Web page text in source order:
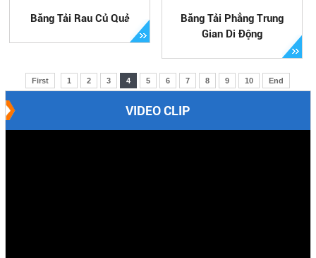
Băng Tải Rau Củ Quả
Băng Tải Phẳng Trung
Gian Di Động
First 1 2 3 4 5 6 7 8 9 10 End
VIDEO CLIP